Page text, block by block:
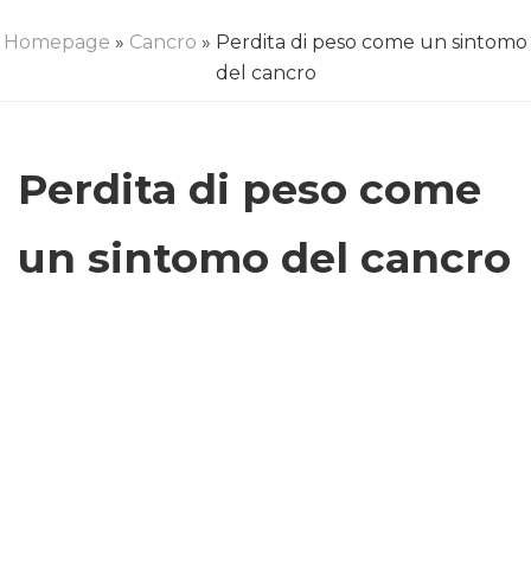
Homepage » Cancro » Perdita di peso come un sintomo
del cancro
Perdita di peso come
un sintomo del cancro